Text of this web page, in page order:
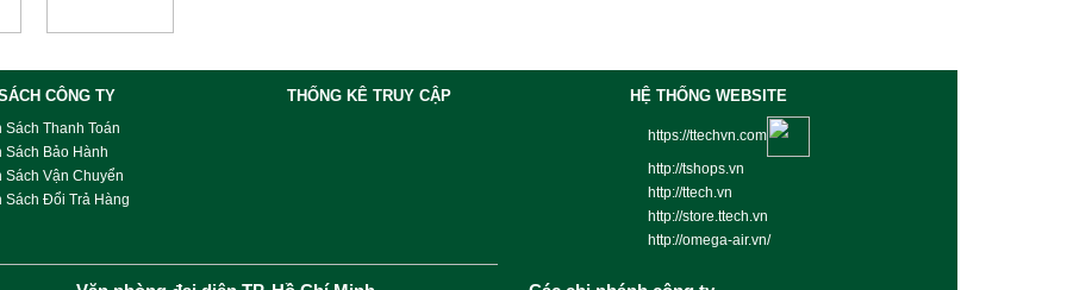
CÔNG TY
Sách Thanh Toán
Sách Bảo Hành
Sách Vận Chuyển
Sách Đổi Trả Hàng
THỐNG KÊ TRUY CẬP HỆ THỐNG WEBSITE
https://ttechvn.com
http://tshops.vn
http://ttech.vn
http://store.ttech.vn
http://omega-air.vn/